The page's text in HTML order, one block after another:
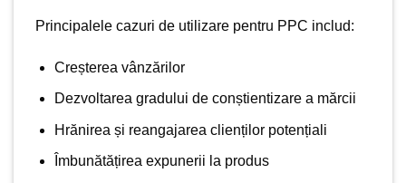
Principalele cazuri de utilizare pentru PPC includ:
Creșterea vânzărilor
Dezvoltarea gradului de conștientizare a mărcii
Hrănirea și reangajarea clienților potențiali
Îmbunătățirea expunerii la produs